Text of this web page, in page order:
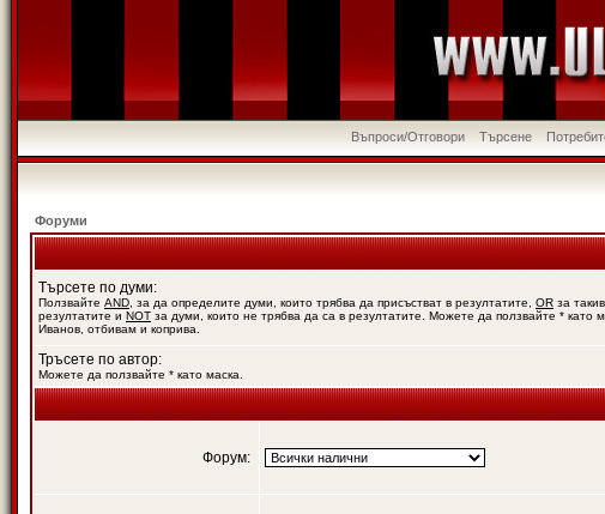
Въпроси/Отговори Търсене
Форуми
Търсете по думи:
Ползвайте AND , за да определите думи, които трябва да присъстват в резултатите, OR за
резултатите и NOT за думи, които не трябва да са в резултатите. Можете да ползвайте * като
Иванов, отбивам и коприва.
Тръсете по автор:
Можете да ползвайте * като маска.
Форум: